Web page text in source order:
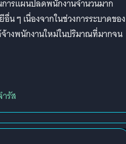
ารแผนปลดพนักงานจำนวนมาก
น ๆ เนื่องจากในช่วงการระบาดของ
จ้างพนักงานใหม่ในปริมาณที่มากจน
รัส